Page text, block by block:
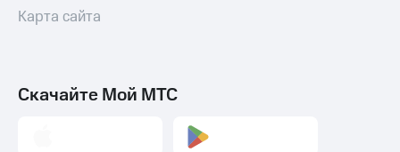
телефона
Оплата
Карта сайта
Скачайте Мой МТС